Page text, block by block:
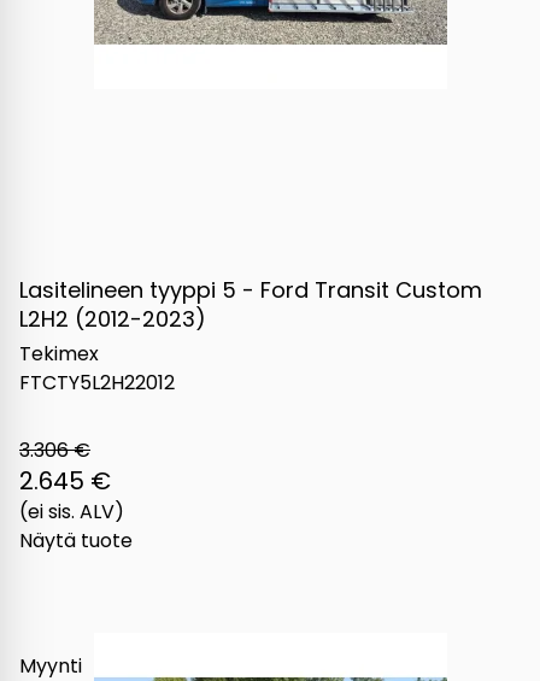
Lasitelineen tyyppi 5 - Ford Transit Custom
L2H2 (2012-2023)
Tekimex
FTCTY5L2H22012
3.306 €
2.645 €
(ei sis. ALV)
Näytä tuote
Myynti